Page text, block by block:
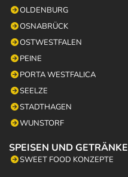
OLDENBURG
OSNABRÜCK
OSTWESTFALEN
PEINE
PORTA WESTFALICA
SEELZE
STADTHAGEN
WUNSTORF
SPEISEN UND GETRÄNKE
SWEET FOOD KONZEPTE